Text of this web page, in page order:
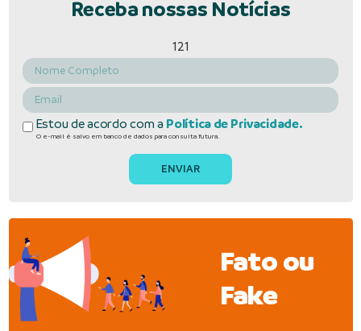
Receba nossas Notícias
121
Estou de acordo com a Política de Privacidade.
O e-mail é salvo em banco de dados para consulta futura.
Fato ou
Fake